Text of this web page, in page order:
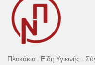
Πλακάκια - Είδη Υγιεινής -